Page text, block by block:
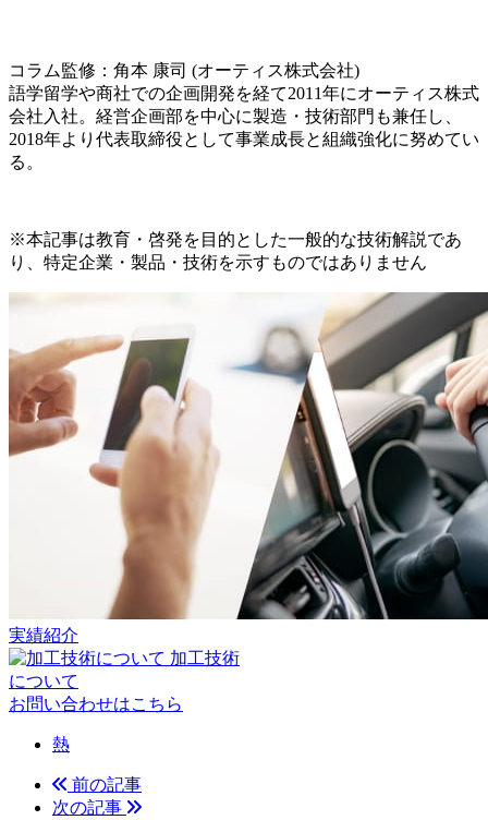
コラム監修：角本 康司 (オーティス株式会社)
語学留学や商社での企画開発を経て2011年にオーティス株式
会社入社。経営企画部を中心に製造・技術部門も兼任し、
2018年より代表取締役として事業成長と組織強化に努めてい
る。
※本記事は教育・啓発を目的とした一般的な技術解説であ
り、特定企業・製品・技術を示すものではありません
実績紹介
加工技術
について
お問い合わせはこちら
熱
前の記事
次の記事